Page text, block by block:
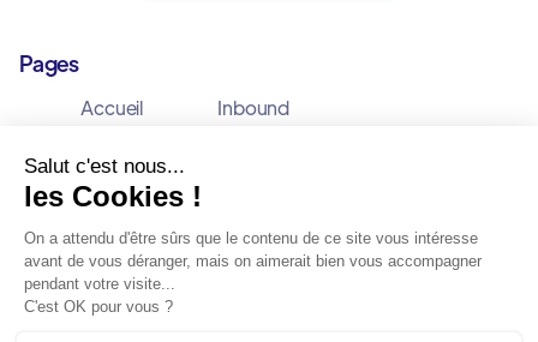
Pages
Accueil
Offres
Cas Clients
Blog
À Propos
Inbound
Mentions Légales